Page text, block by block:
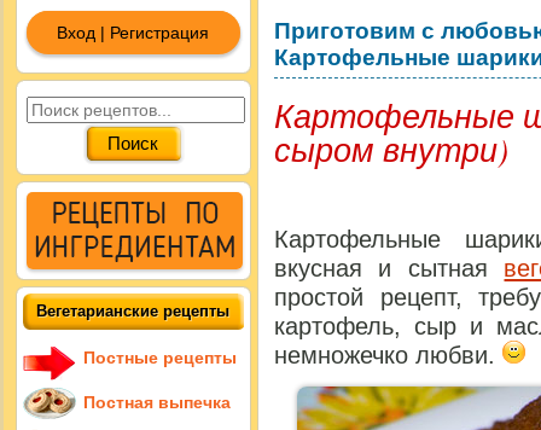
Приготовим с
Картофельные
Картофельные
сыром внутри)
Картофельные
вкусная и сытная
простой рецепт,
картофель, сыр и
немножечко любви.
Вход | Регистрация
Вегетарианские рецепты
Постные рецепты
Постная выпечка